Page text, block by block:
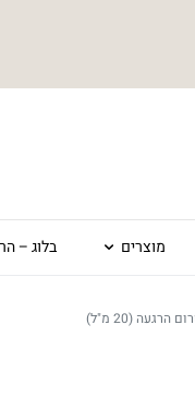
מוצרים בלוג –